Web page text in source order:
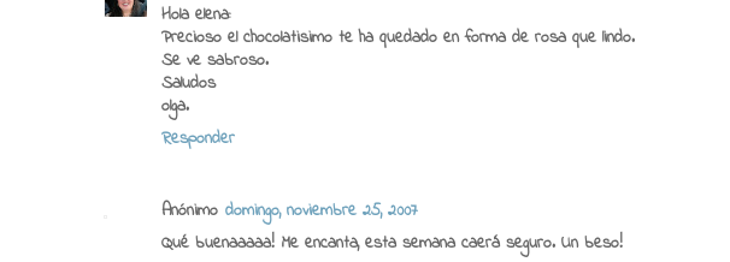
Hola elena:
Precioso el chocolatisimo te ha quedado en forma de rosa que lindo.
Se ve sabroso.
Saludos
olga.
Responder
Anónimo domingo, noviembre 25, 2007
Qué buenaaaaa! Me encanta, esta semana caerá seguro. Un beso!